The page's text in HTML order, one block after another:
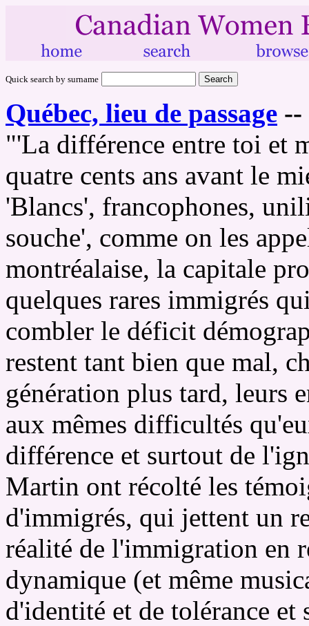
Quick search by surname
Québec, lieu de passage --
"'La différence entre toi et
quatre cents ans avant le
'Blancs', francophones,
souche', comme on les
montréalaise, la capitale
quelques rares immigrés
combler le déficit
restent tant bien que mal,
génération plus tard, leurs
aux mêmes difficultés
différence et surtout de
Martin ont récolté les
d'immigrés, qui jettent un
réalité de l'immigration en
dynamique (et même
d'identité et de tolérance